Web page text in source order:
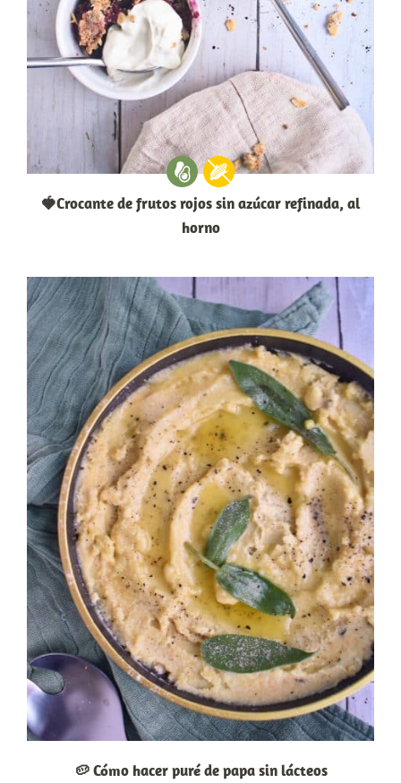
🍓Crocante de frutos rojos sin azúcar refinada, al
horno
🥔 Cómo hacer puré de papa sin lácteos